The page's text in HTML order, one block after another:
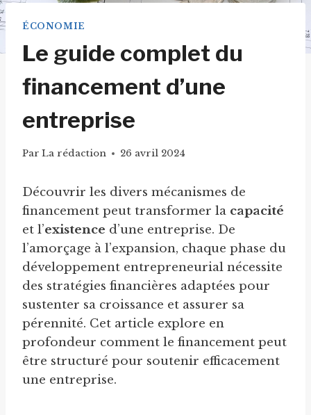
ÉCONOMIE
Le guide complet du
financement d’une
entreprise
Par La rédaction 26 avril 2024
Découvrir les divers mécanismes de
financement peut transformer la capacité
et l’existence d’une entreprise. De
l’amorçage à l’expansion, chaque phase du
développement entrepreneurial nécessite
des stratégies financières adaptées pour
sustenter sa croissance et assurer sa
pérennité. Cet article explore en
profondeur comment le financement peut
être structuré pour soutenir efficacement
une entreprise.